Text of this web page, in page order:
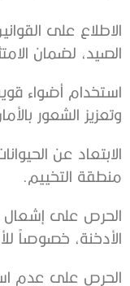
الاطلاع على
الصيد، لضمان
استخدام أضواء
وتعزيز الشعور
الابتعاد عن
منطقة التخييم.
الحرص على إشعال
الأدخنة، خصوصاً
الحرص على عدم